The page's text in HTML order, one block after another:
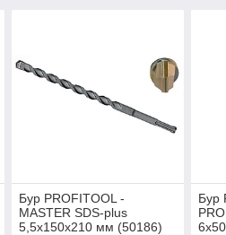
Бур PROFITOOL -
MASTER SDS-plus
5,5х150х210 мм (50186)
Бур